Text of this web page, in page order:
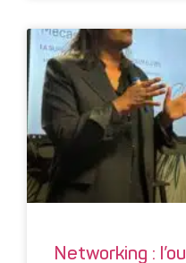
Networking :